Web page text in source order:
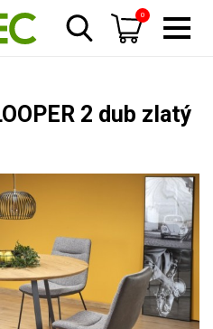
0
2 dub zlatý